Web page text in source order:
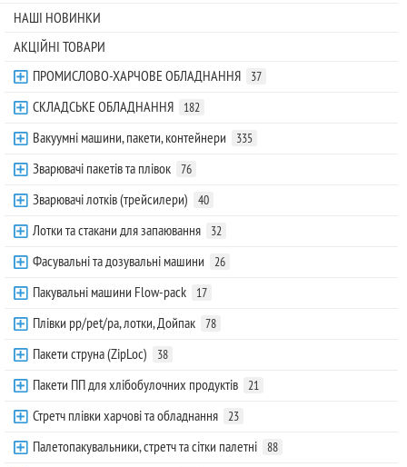
НАШІ НОВИНКИ
АКЦІЙНІ ТОВАРИ
ПРОМИСЛОВО-ХАРЧОВЕ ОБЛАДНАННЯ
37
СКЛАДСЬКЕ ОБЛАДНАННЯ 182
Вакуумні машини, пакети, контейнери 335
Зварювачі пакетів та плівок 76
Зварювачі лотків (трейсилери) 40
Лотки та стакани для запаювання 32
Фасувальні та дозувальні машини 26
Пакувальні машини Flow-pack 17
Плівки pp/pet/pa, лотки, Дойпак 78
Пакети струна (ZipLoc) 38
Пакети ПП для хлібобулочних продуктів 21
Стретч плівки харчові та обладнання 23
Палетопакувальники, стретч та сітки палетні 88